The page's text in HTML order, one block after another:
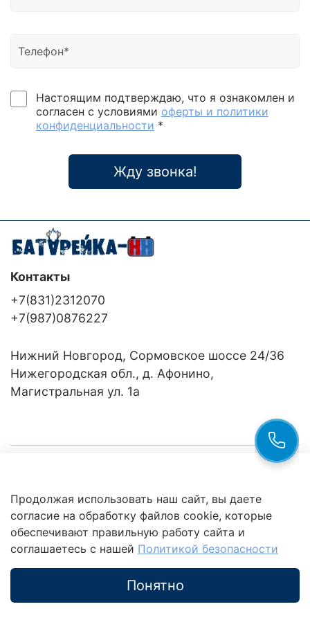
сигнализация. Полная защита от перегрузки и
работы и обратно в сетевой. Блокировка
автоматического отключения нагрузки в
инверторном режиме (дополнительно).
Настоящим подтверждаю, что я ознакомлен и
согласен с условиями оферты и политики
конфиденциальности *
Жду звонка!
Клиентам
Это интересно
Контакты
+7(831)2312070
+7(987)0876227
Нижний Новгород, Сормовское шоссе 24/36
Нижегородская обл., д. Афонино,
Магистральная ул. 1а
Продолжая использовать наш сайт, вы даете
согласие на обработку файлов cookie, которые
обеспечивают правильную работу сайта и
соглашаетесь с нашей Политикой безопасности
Понятно
обработки